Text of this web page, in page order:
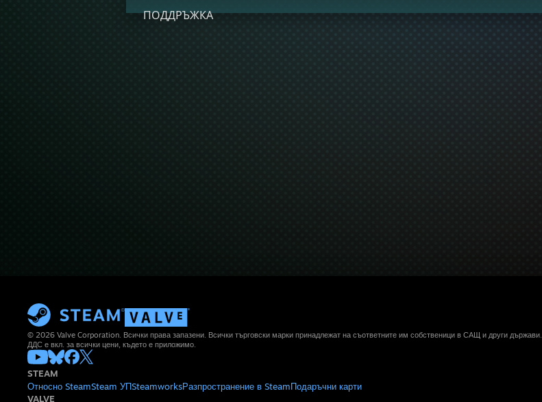
ПОДДРЪЖКА
© 2026 Valve Corporation. Всички права запазени. Всички търговски марки принадлежат на съответните им собственици в САЩ и други държави.
ДДС е вкл. за всички цени, където е приложимо.
STEAM
Относно SteamSteam УПSteamworksРазпространение в SteamПодаръчни карти
VALVE